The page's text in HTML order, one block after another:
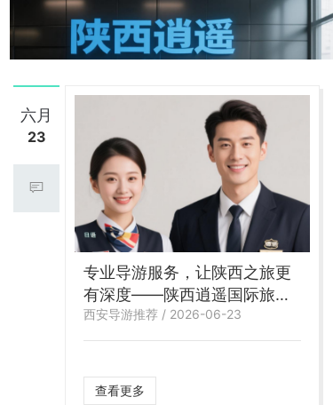
六月
23
专业导游服务，让陕西之旅更
有深度——陕西逍遥国际旅行
社导游服务推荐
西安导游推荐 / 2026-06-23
查看更多